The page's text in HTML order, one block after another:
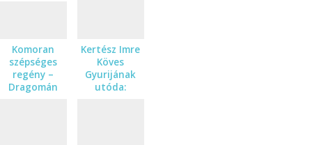
Komoran
szépséges
regény –
Dragomán
Kertész Imre
Köves
Gyurijának
utóda: